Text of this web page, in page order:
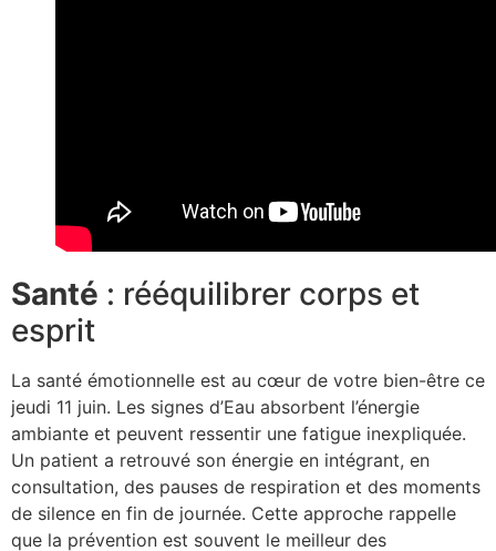
Santé : rééquilibrer corps et
esprit
La santé émotionnelle est au cœur de votre bien-être ce
jeudi 11 juin. Les signes d’Eau absorbent l’énergie
ambiante et peuvent ressentir une fatigue inexpliquée.
Un patient a retrouvé son énergie en intégrant, en
consultation, des pauses de respiration et des moments
de silence en fin de journée. Cette approche rappelle
que la prévention est souvent le meilleur des